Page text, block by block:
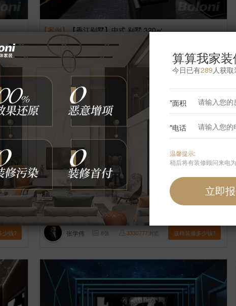
少钱?
【案例】 【香江别墅】中式 别墅 320㎡
博洛尼 3327952浏览 这样装修多少钱?
少钱?
【案例】 【大运河孔雀城】中式 别墅 300㎡
张学伟 8张 3330777浏览 这样装修多少钱?
算算我家
今日已有289 人获
*面积
*电话
温馨提示:
稍后将有装修顾问来电